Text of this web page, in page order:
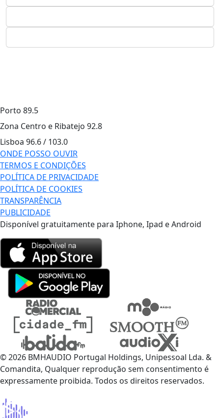
Porto 89.5
Zona Centro e Ribatejo 92.8
Lisboa 96.6 / 103.0
ONDE POSSO OUVIR
TERMOS E CONDIÇÕES
POLÍTICA DE PRIVACIDADE
POLÍTICA DE COOKIES
TRANSPARÊNCIA
PUBLICIDADE
Disponível gratuitamente para Iphone, Ipad e Android
© 2026 BMHAUDIO Portugal Holdings, Unipessoal Lda. &
Comandita, Qualquer reprodução sem consentimento é
expressamente proibida. Todos os direitos reservados.